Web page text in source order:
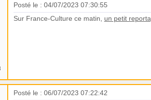
Posté le : 04/07/2023 07:30:55
Sur France-Culture ce matin, un petit
Posté le : 06/07/2023 07:22:42